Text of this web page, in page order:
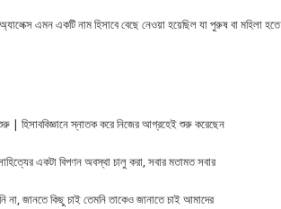
এমন একটি নাম হিসাবে বেছে নেওয়া হয়েছিল যা পুরুষ বা মহিলা হতে
| হিসাববিজ্ঞানে স্নাতক করে নিজের আগ্রহেই শুরু করেছেন
একটা বিপণন অবস্থা চালু করা, সবার মতামত সবার
না, জানতে কিছু চাই তেমনি তাকেও জানাতে চাই আমাদের